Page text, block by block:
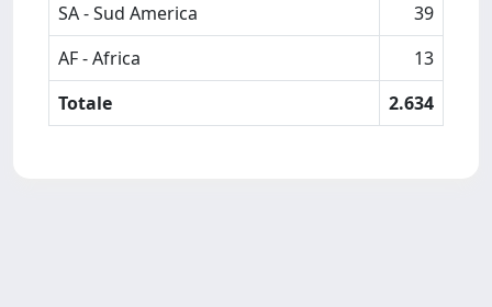
SA - Sud America
39
AF - Africa
13
Totale
2.634